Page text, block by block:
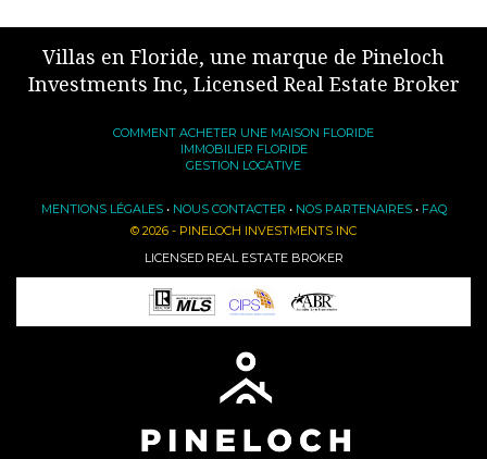
Villas en Floride, une marque de Pineloch
Investments Inc, Licensed Real Estate Broker
COMMENT ACHETER UNE MAISON FLORIDE
IMMOBILIER FLORIDE
GESTION LOCATIVE
MENTIONS LÉGALES• NOUS CONTACTER • NOS PARTENAIRES• FAQ
© 2026 - PINELOCH INVESTMENTS INC
LICENSED REAL ESTATE BROKER